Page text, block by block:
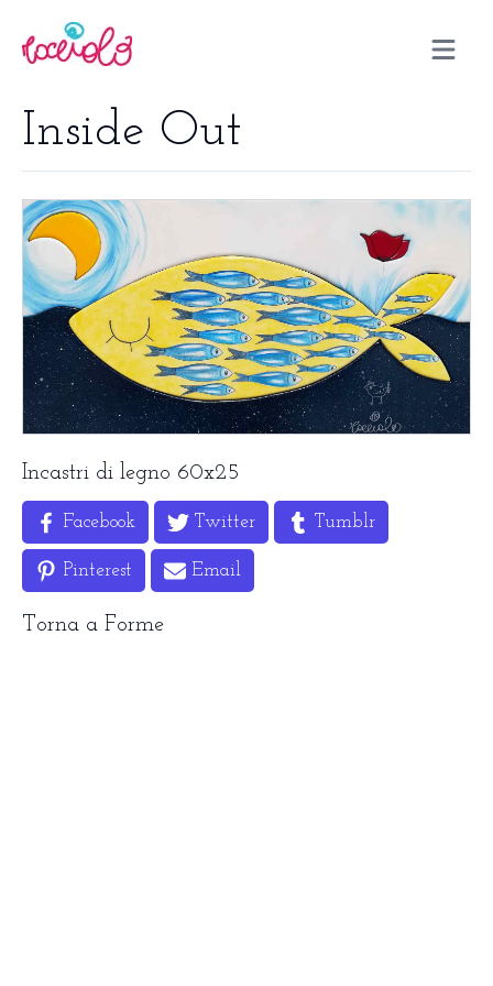
Open
Inside Out
Incastri di legno 60x25
Facebook Twitter Tumblr
Pinterest Email
Torna a Forme